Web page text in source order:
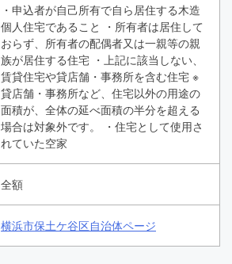
・申込者が自己所有で自ら居住する木造
個人住宅であること ・所有者は居住して
おらず、所有者の配偶者又は一親等の親
族が居住する住宅 ・上記に該当しない、
賃貸住宅や貸店舗・事務所を含む住宅 ※
貸店舗・事務所など、住宅以外の用途の
面積が、全体の延べ面積の半分を超える
場合は対象外です。 ・住宅として使用さ
れていた空家
全額
横浜市保土ケ谷区自治体ページ